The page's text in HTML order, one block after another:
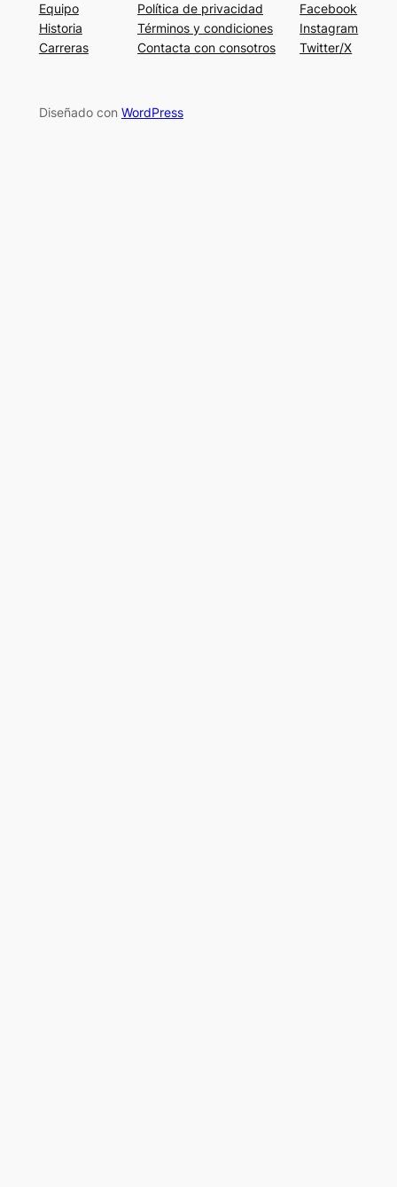
Equipo
Historia
Carreras
Política de privacidad
Términos y condiciones
Contacta con consotros
Facebook
Instagram
Twitter/X
Diseñado con WordPress